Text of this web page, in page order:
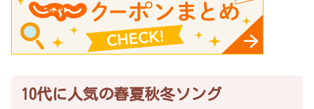
10代に人気の春夏秋冬ソング